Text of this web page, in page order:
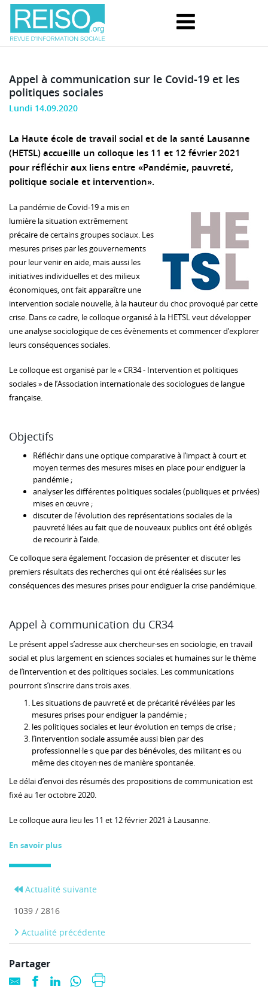
Appel à communication sur le Covid-19 et les
politiques sociales
Lundi 14.09.2020
La Haute école de travail social et de la santé Lausanne
(HETSL) accueille un colloque les 11 et 12 février 2021
pour réfléchir aux liens entre «Pandémie, pauvreté,
politique sociale et intervention».
La pandémie de Covid-19 a mis en
lumière la situation extrêmement
précaire de certains groupes sociaux. Les
mesures prises par les gouvernements
pour leur venir en aide, mais aussi les
initiatives individuelles et des milieux
économiques, ont fait apparaître une
intervention sociale nouvelle, à la hauteur du choc provoqué par cette
crise. Dans ce cadre, le colloque organisé à la HETSL veut développer
une analyse sociologique de ces évènements et commencer d’explorer
leurs conséquences sociales.
Le colloque est organisé par le « CR34 - Intervention et politiques
sociales » de l’Association internationale des sociologues de langue
française.
Objectifs
Réfléchir dans une optique comparative à l’impact à court et
moyen termes des mesures mises en place pour endiguer la
pandémie ;
analyser les différentes politiques sociales (publiques et privées)
mises en œuvre ;
discuter de l’évolution des représentations sociales de la
pauvreté liées au fait que de nouveaux publics ont été obligés
de recourir à l’aide.
Ce colloque sera également l’occasion de présenter et discuter les
premiers résultats des recherches qui ont été réalisées sur les
conséquences des mesures prises pour endiguer la crise pandémique.
Appel à communication du CR34
Le présent appel s’adresse aux chercheur·ses en sociologie, en travail
social et plus largement en sciences sociales et humaines sur le thème
de l’intervention et des politiques sociales. Les communications
pourront s’inscrire dans trois axes.
Les situations de pauvreté et de précarité révélées par les
mesures prises pour endiguer la pandémie ;
les politiques sociales et leur évolution en temps de crise ;
l’intervention sociale assumée aussi bien par des
professionnel·le·s que par des bénévoles, des militant·es ou
même des citoyen·nes de manière spontanée.
Le délai d’envoi des résumés des propositions de communication est
fixé au 1er octobre 2020.
Le colloque aura lieu les 11 et 12 février 2021 à Lausanne.
En savoir plus
Actualité suivante
1039 / 2816
Actualité précédente
Partager